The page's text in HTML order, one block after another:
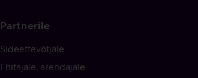
Partnerile
Sideettevõtjale
Ehitajale, arendajale